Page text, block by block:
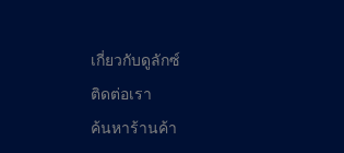
เกี่ยวกับดูลักซ์
ติดต่อเรา
ค้นหาร้านค้า